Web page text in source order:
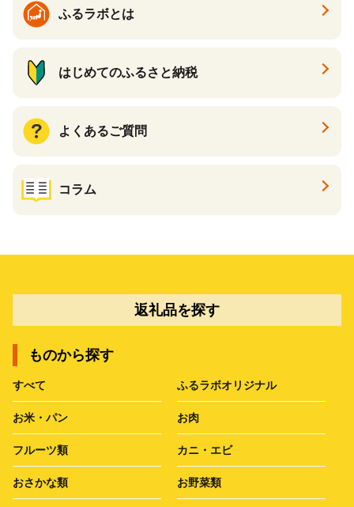
ふるラボとは
はじめてのふるさと納税
よくあるご質問
コラム
返礼品を探す
ものから探す
すべて ふるラボオリジナル
お米・パン お肉
フルーツ類 カニ・エビ
おさかな類 お野菜類